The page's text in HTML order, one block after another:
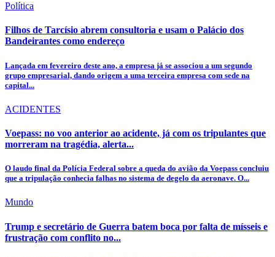
Política
Filhos de Tarcísio abrem consultoria e usam o Palácio dos
Bandeirantes como endereço
Lançada em fevereiro deste ano, a empresa já se associou a um segundo
grupo empresarial, dando origem a uma terceira empresa com sede na
capital...
ACIDENTES
Voepass: no voo anterior ao acidente, já com os tripulantes que
morreram na tragédia, alerta...
O laudo final da Polícia Federal sobre a queda do avião da Voepass concluiu
que a tripulação conhecia falhas no sistema de degelo da aeronave. O...
Mundo
Trump e secretário de Guerra batem boca por falta de mísseis e
frustração com conflito no...